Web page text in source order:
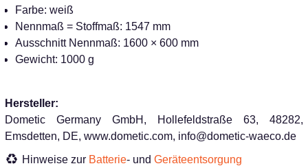
Farbe: weiß
Nennmaß = Stoffmaß: 1547 mm
Ausschnitt Nennmaß: 1600 × 600 mm
Gewicht: 1000 g
Hersteller:
Dometic Germany GmbH, Hollefeldstraße 63, 48282,
Emsdetten, DE, www.dometic.com, info@dometic-waeco.de
Hinweise zur Batterie- und Geräteentsorgung